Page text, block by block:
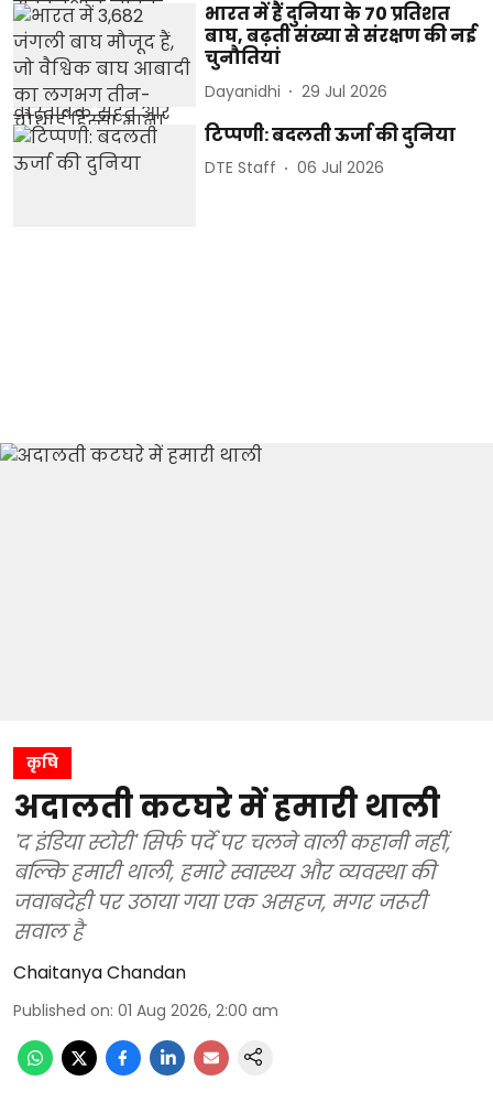
भारत में हैं दुनिया के 70 प्रतिशत
बाघ, बढ़ती संख्या से संरक्षण की नई
चुनौतियां
Dayanidhi 29 Jul 2026
टिप्पणी: बदलती ऊर्जा की दुनिया
DTE Staff 06 Jul 2026
कृषि
अदालती कटघरे में हमारी थाली
'द इंडिया स्टोरी' सिर्फ पर्दे पर चलने वाली कहानी नहीं,
बल्कि हमारी थाली, हमारे स्वास्थ्य और व्यवस्था की
जवाबदेही पर उठाया गया एक असहज, मगर जरूरी
सवाल है
Chaitanya Chandan
Published on: 01 Aug 2026, 2:00 am